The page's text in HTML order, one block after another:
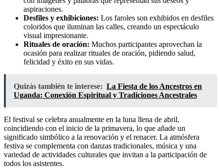
aspiraciones.
Desfiles y exhibiciones: Los faroles son exhibidos en desfiles
coloridos que iluminan las calles, creando un espectáculo
visual impresionante.
Rituales de oración: Muchos participantes aprovechan la
ocasión para realizar rituales de oración, pidiendo salud,
felicidad y éxito en sus vidas.
Quizás también te interese: La Fiesta de los Ancestros en
Uganda: Conexión Espiritual y Tradiciones Ancestrales
El festival se celebra anualmente en la luna llena de abril,
coincidiendo con el inicio de la primavera, lo que añade un
significado simbólico a la renovación y el renacer. La atmósfera
festiva se complementa con danzas tradicionales, música y una
variedad de actividades culturales que invitan a la participación de
todos los asistentes.